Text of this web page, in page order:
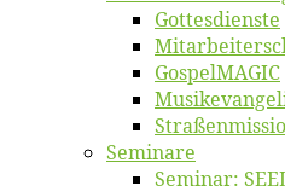
Got­tes­diens­te
Gos­pel­MA­GIC
Se­mi­na­re
Se­mi­nar: